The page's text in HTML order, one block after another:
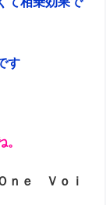
す
Ｏｎｅ Ｖｏｉ